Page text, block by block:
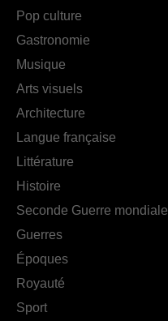
Pop culture
Gastronomie
Musique
Arts visuels
Architecture
Langue française
Littérature
Histoire
Seconde Guerre mondiale
Guerres
Époques
Royauté
Sport